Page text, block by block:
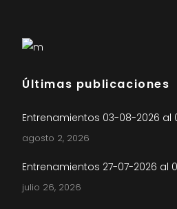
Últimas publicaciones
Entrenamientos 03-08-2026 al
agosto 2, 2026
Entrenamientos 27-07-2026 al
julio 26, 2026